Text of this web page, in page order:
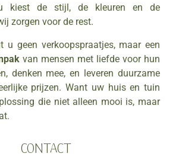
u kiest de stijl, de kleuren en de
zorgen voor de rest.
u geen verkoopspraatjes, maar een
van mensen met liefde voor hun
denken mee, en leveren duurzame
prijzen. Want uw huis en tuin
die niet alleen mooi is, maar
CONTACT